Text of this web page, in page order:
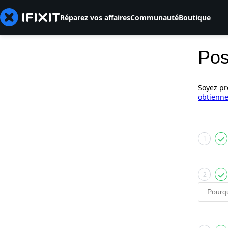
Réparez vos affairesCommunautéBoutique
Soyez
1
2